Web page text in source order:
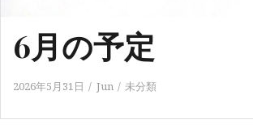
6月の予定
2026年5月31日 Jun 未分類